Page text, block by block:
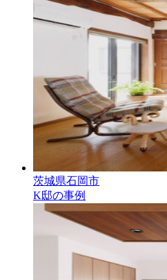
茨城県石岡市
K邸の事例